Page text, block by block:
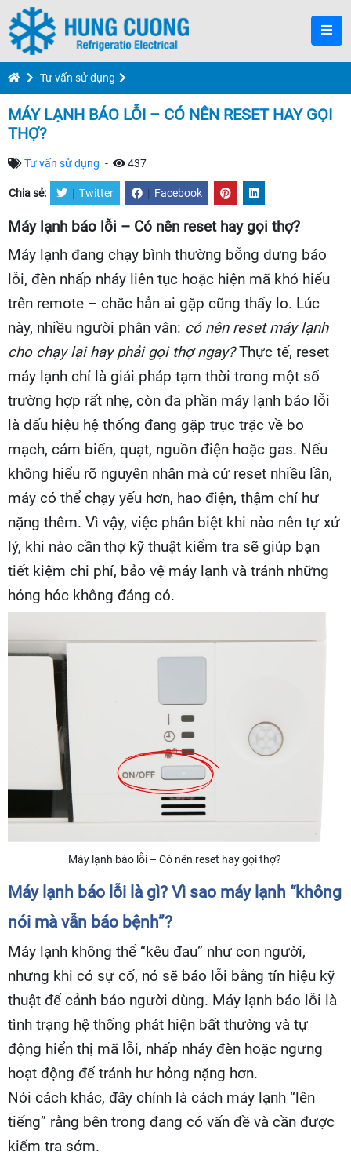
Tư vấn sử dụng
MÁY LẠNH BÁO LỖI – CÓ NÊN RESET HAY GỌI
THỢ?
Tư vấn sử dụng - 437
Chia sẻ: | Twitter | Facebook
Máy lạnh báo lỗi – Có nên reset hay gọi thợ?
Máy lạnh đang chạy bình thường bỗng dưng báo
lỗi, đèn nhấp nháy liên tục hoặc hiện mã khó hiểu
trên remote – chắc hẳn ai gặp cũng thấy lo. Lúc
này, nhiều người phân vân: có nên reset máy lạnh
cho chạy lại hay phải gọi thợ ngay?Thực tế, reset
máy lạnh chỉ là giải pháp tạm thời trong một số
trường hợp rất nhẹ, còn đa phần máy lạnh báo lỗi
là dấu hiệu hệ thống đang gặp trục trặc về bo
mạch, cảm biến, quạt, nguồn điện hoặc gas. Nếu
không hiểu rõ nguyên nhân mà cứ reset nhiều lần,
máy có thể chạy yếu hơn, hao điện, thậm chí hư
nặng thêm. Vì vậy, việc phân biệt khi nào nên tự xử
lý, khi nào cần thợ kỹ thuật kiểm tra sẽ giúp bạn
tiết kiệm chi phí, bảo vệ máy lạnh và tránh những
hỏng hóc không đáng có.
Máy lạnh báo lỗi – Có nên reset hay gọi thợ?
Máy lạnh báo lỗi là gì? Vì sao máy lạnh “không
nói mà vẫn báo bệnh”?
Máy lạnh không thể “kêu đau” như con người,
nhưng khi có sự cố, nó sẽ báo lỗi bằng tín hiệu kỹ
thuật để cảnh báo người dùng. Máy lạnh báo lỗi là
tình trạng hệ thống phát hiện bất thường và tự
động hiển thị mã lỗi, nhấp nháy đèn hoặc ngưng
hoạt động để tránh hư hỏng nặng hơn.
Nói cách khác, đây chính là cách máy lạnh “lên
tiếng” rằng bên trong đang có vấn đề và cần được
kiểm tra sớm.